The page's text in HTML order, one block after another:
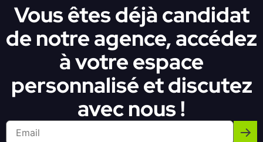
Vous êtes déjà candidat
de notre agence, accédez
à votre espace
personnalisé et discutez
avec nous !